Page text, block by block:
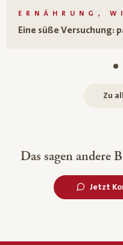
ERNÄHRUNG,
Eine süße Versuchung:
Zu
Das sagen andere
Jetzt